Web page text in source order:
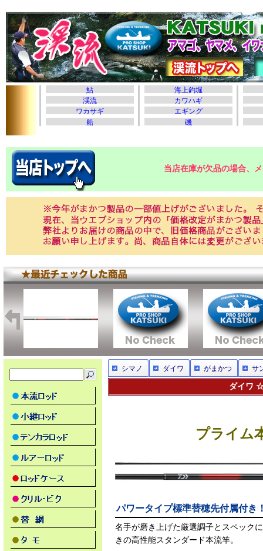
当店在庫が欠品の場合、
シマノ ダイワ がまかつ サ
ダイワ
プライム
パワータイプ標準替穂先付属付き
名手が磨き上げた厳選調子とスペック
きの高性能スタンダード本流竿。